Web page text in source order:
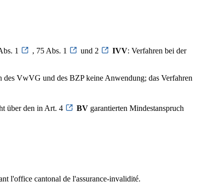
1 , 75 Abs. 1 und 2 IVV: Verfahren bei der
VwVG und des BZP keine Anwendung; das Verfahren
über den in Art. 4 BV garantierten Mindestanspruch
l'office cantonal de l'assurance-invalidité.